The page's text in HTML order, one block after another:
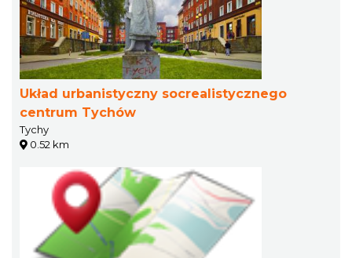
Układ urbanistyczny socrealistycznego
centrum Tychów
Tychy
0.52 km